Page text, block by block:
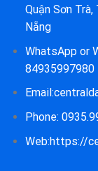
Quận Sơn Trà,
Nẵng
WhatsApp or
84935997980
Phone:
Web:https://